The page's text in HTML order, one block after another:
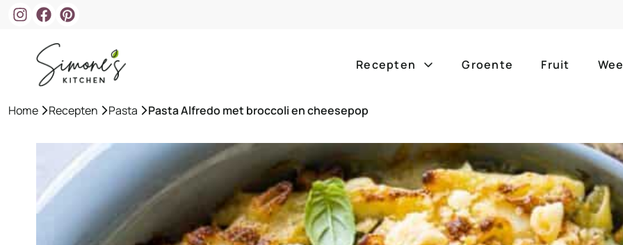
Recepten
ontbijt bijgerechten
lunch hoofdgerechten
borrelhapjes desserts
alle
alle
zomer
Groente Fruit
Home »Recepten »Pasta »Pasta Alfredo met broccoli en cheesepop